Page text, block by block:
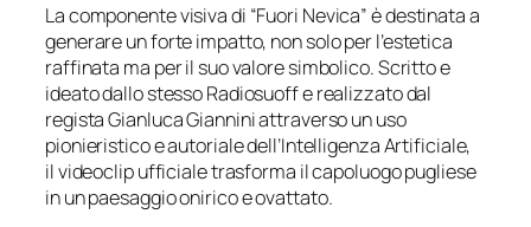
La componente visiva di “Fuori Nevica” è destinata a
generare un forte impatto, non solo per l’estetica
raffinata ma per il suo valore simbolico. Scritto e
ideato dallo stesso Radiosuoff e realizzato dal
regista Gianluca Giannini attraverso un uso
pionieristico e autoriale dell’Intelligenza Artificiale,
il videoclip ufficiale trasforma il capoluogo pugliese
in un paesaggio onirico e ovattato.